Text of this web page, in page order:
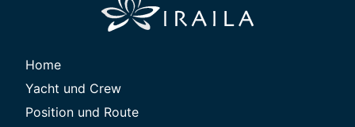
Home
Yacht und Crew
Position und Route